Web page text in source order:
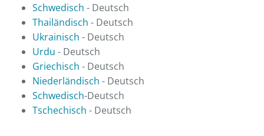
Schwedisch - Deutsch
Thailändisch - Deutsch
Ukrainisch - Deutsch
Urdu - Deutsch
Griechisch - Deutsch
Niederländisch - Deutsch
Schwedisch-Deutsch
Tschechisch - Deutsch